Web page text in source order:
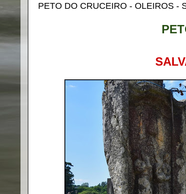
PETO DO CRUCEIRO - OLEIROS -